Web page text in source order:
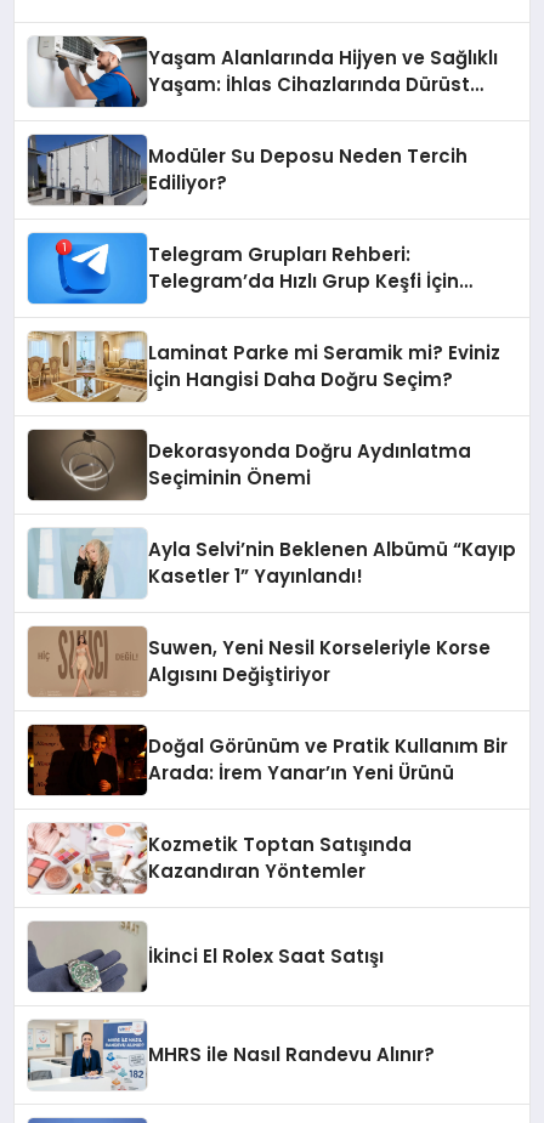
Yaşam Alanlarında Hijyen ve Sağlıklı
Yaşam: İhlas Cihazlarında Dürüst
Modüler Su Deposu Neden Tercih
Ediliyor?
Telegram Grupları Rehberi:
Telegram’da Hızlı Grup Keşfi İçin
Laminat Parke mi Seramik mi? Eviniz
İçin Hangisi Daha Doğru Seçim?
Dekorasyonda Doğru Aydınlatma
Seçiminin Önemi
Ayla Selvi’nin Beklenen Albümü “Kayıp
Kasetler 1” Yayınlandı!
Suwen, Yeni Nesil Korseleriyle Korse
Algısını Değiştiriyor
Doğal Görünüm ve Pratik Kullanım Bir
Arada: İrem Yanar’ın Yeni Ürünü
Kozmetik Toptan Satışında
Kazandıran Yöntemler
İkinci El Rolex Saat Satışı
MHRS ile Nasıl Randevu Alınır?